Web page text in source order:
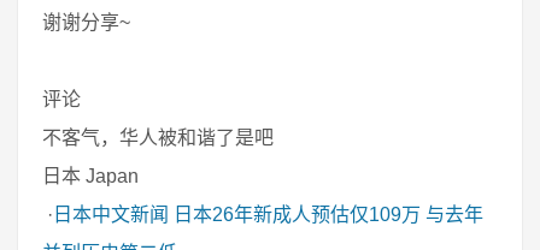
谢谢分享~
评论
不客气，华人被和谐了是吧
日本 Japan
· 日本中文新闻
日本26年新成人预估仅109万 与去年